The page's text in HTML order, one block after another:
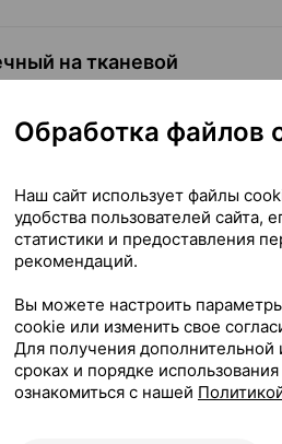
на тканевой
см
на тканевой
4 см×1
•без рецепта
на тканевой
4 см×1
Обработка файлов
Наш сайт использует файлы
удобства пользователей сайта,
статистики и предоставления
рекомендаций.
Вы можете настроить
cookie или изменить свое
Для получения
сроках и порядке
ознакомиться с нашей